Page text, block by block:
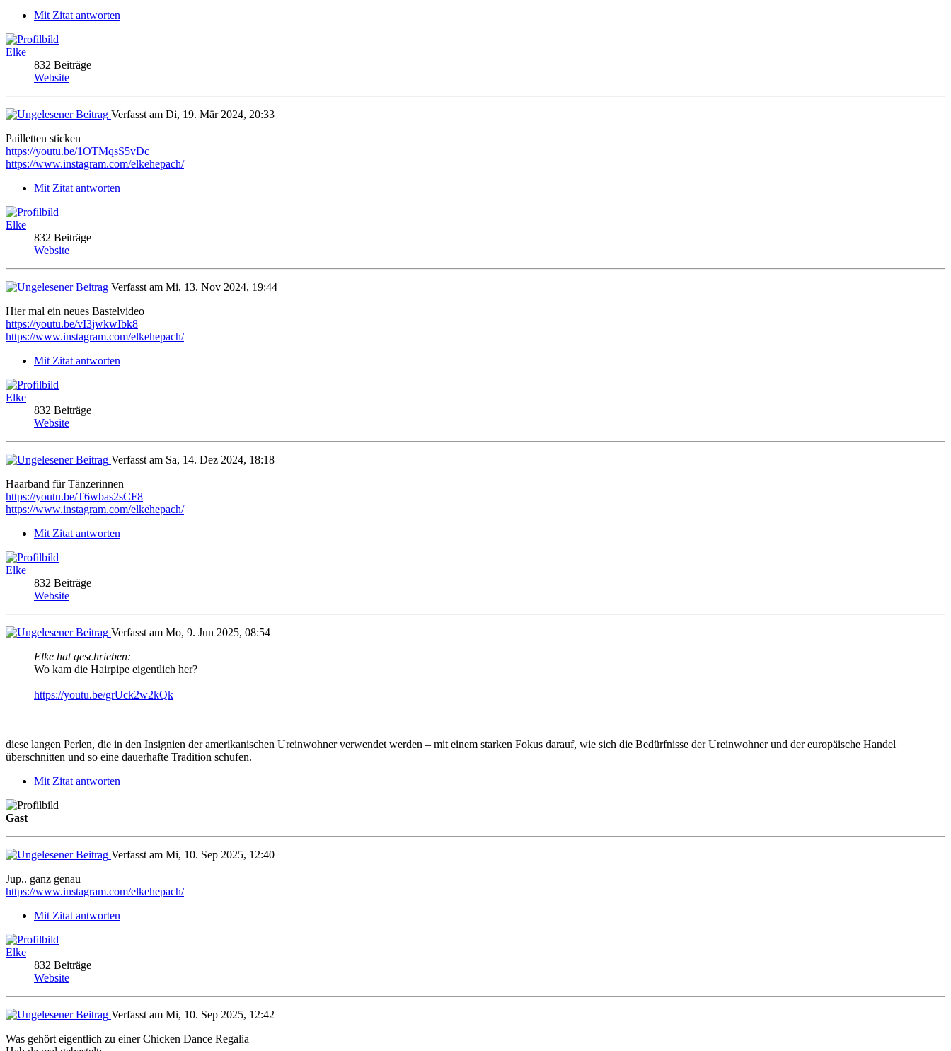
Mit Zitat antworten
Elke
832 Beiträge
Website
Verfasst am Di, 19. Mär 2024, 20:33
Pailletten sticken
https://youtu.be/1OTMqsS5vDc
https://www.instagram.com/elkehepach/
Mit Zitat antworten
Elke
832 Beiträge
Website
Verfasst am Mi, 13. Nov 2024, 19:44
Hier mal ein neues Bastelvideo
https://youtu.be/vI3jwkwIbk8
https://www.instagram.com/elkehepach/
Mit Zitat antworten
Elke
832 Beiträge
Website
Verfasst am Sa, 14. Dez 2024, 18:18
Haarband für Tänzerinnen
https://youtu.be/T6wbas2sCF8
https://www.instagram.com/elkehepach/
Mit Zitat antworten
Elke
832 Beiträge
Website
Verfasst am Mo, 9. Jun 2025, 08:54
Elke hat geschrieben:
Wo kam die Hairpipe eigentlich her?
https://youtu.be/grUck2w2kQk
diese langen Perlen, die in den Insignien der amerikanischen Ureinwohner verwendet werden – mit einem starken Fokus darauf, wie sich die Bedürfnisse der Ureinwohner und der europäische Handel
überschnitten und so eine dauerhafte Tradition schufen.
Mit Zitat antworten
Gast
Verfasst am Mi, 10. Sep 2025, 12:40
Jup.. ganz genau
https://www.instagram.com/elkehepach/
Mit Zitat antworten
Elke
832 Beiträge
Website
Verfasst am Mi, 10. Sep 2025, 12:42
Was gehört eigentlich zu einer Chicken Dance Regalia